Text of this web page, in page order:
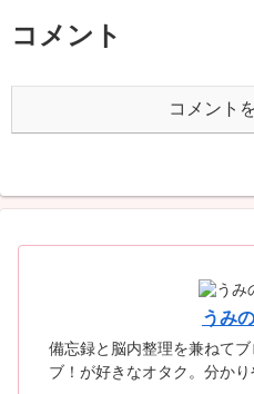
コメント
コメント
うみ
備忘録と脳内整理を兼ねて
ブ！が好きなオタク。分かり